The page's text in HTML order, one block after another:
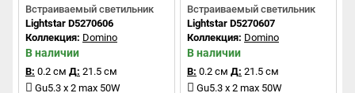
Встраиваемый светильник
Lightstar D5270606
Коллекция: Domino
В наличии
В: 0.2 см Д: 21.5 см
Gu5.3 x 2 max 50W
Встраиваемый светильник
Lightstar D5270607
Коллекция: Domino
В наличии
В: 0.2 см Д: 21.5 см
Gu5.3 x 2 max 50W